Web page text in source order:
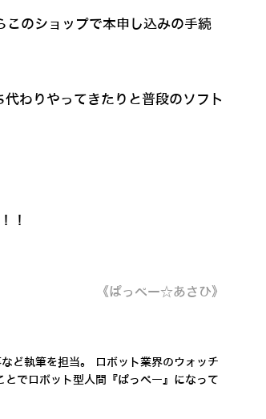
のショップで本申し込みの手続
わりやってきたりと普段のソフト
！
《ぱっぺー☆あさひ》
ど執筆を担当。 ロボット業界のウォッチ
でロボット型人間『ぱっぺー』になって